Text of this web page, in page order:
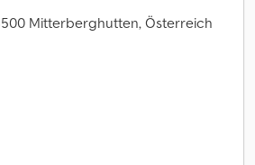
Mitterberghutten, Österreich